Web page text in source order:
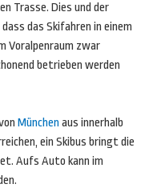
Trasse. Dies und der
das Skifahren in einem
Voralpenraum zwar
betrieben werden
München aus innerhalb
ein Skibus bringt die
Aufs Auto kann im